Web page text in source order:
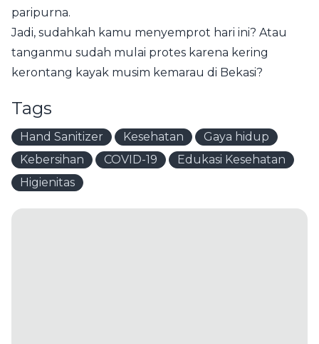
paripurna.
Jadi, sudahkah kamu menyemprot hari ini? Atau
tanganmu sudah mulai protes karena kering
kerontang kayak musim kemarau di Bekasi?
Tags
Hand Sanitizer Kesehatan
Gaya hidup
Kebersihan
COVID-19
Edukasi Kesehatan
Higienitas